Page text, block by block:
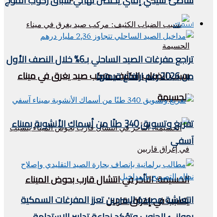
بسبب الضباب الكثيف: مركب صيد يغرق في ميناء
الحسيمة
الحسيمة: التأخر في انتشال قارب بحوض الميناء
يتسبب في إغراق قاربين
اسماك
تراجع مفرغات الصيد الساحلي بـ6% خلال النصف الأول
من 2026 رغم ارتفاع قيمتها
تفريغ وتسويق 340 طنًا من أسماك الأنشوبة بميناء
آسفي
انتعاشة مصيدة السردين تعزز المفرغات السمكية